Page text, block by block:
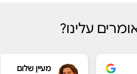
עלינו?
מעיין שלום